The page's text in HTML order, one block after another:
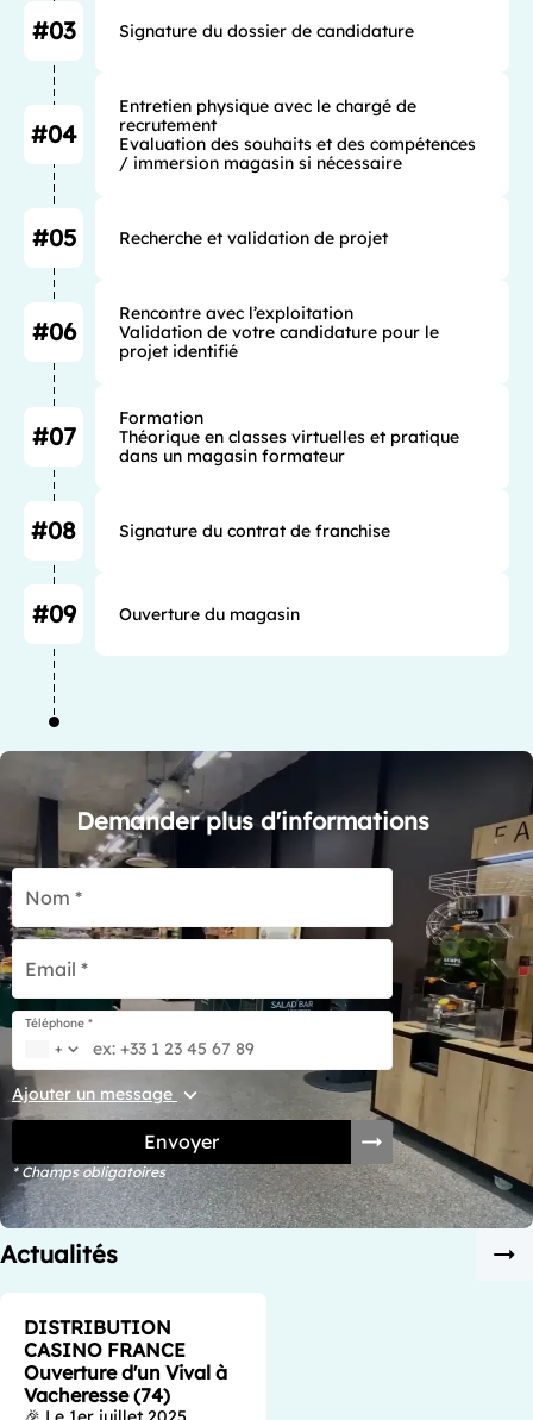
#03 Signature du dossier de candidature
#04
Entretien physique avec le chargé de
recrutement
Evaluation des souhaits et des compétences
/ immersion magasin si nécessaire
#05 Recherche et validation de projet
#06
Rencontre avec l’exploitation
Validation de votre candidature pour le
projet identifié
#07
Formation
Théorique en classes virtuelles et pratique
dans un magasin formateur
#08 Signature du contrat de franchise
#09 Ouverture du magasin
Demander plus d'informations
Nom *
Email *
+
Téléphone *
Ajouter un message
* Champs obligatoires
Envoyer
Actualités
DISTRIBUTION
CASINO FRANCE
Ouverture d'un Vival à
Vacheresse (74)